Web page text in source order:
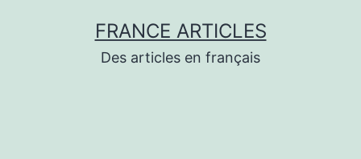
FRANCE ARTICLES
Des articles en français